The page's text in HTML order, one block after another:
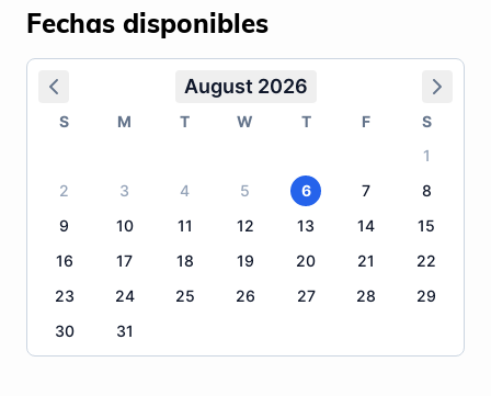
Fechas disponibles
August 2026
S M T W T F
S
1
2
3 4 5 6 7
8
9
10 11 12 13 14
15
16
17 18 19 20 21
22
23
24 25 26 27 28
29
30
31